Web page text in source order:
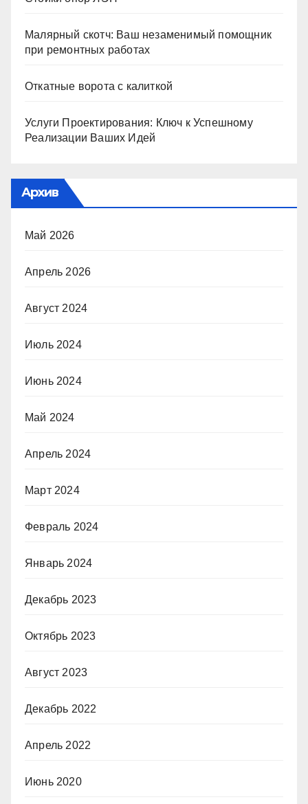
Малярный скотч: Ваш незаменимый помощник
при ремонтных работах
Откатные ворота с калиткой
Услуги Проектирования: Ключ к Успешному
Реализации Ваших Идей
Архив
Май 2026
Апрель 2026
Август 2024
Июль 2024
Июнь 2024
Май 2024
Апрель 2024
Март 2024
Февраль 2024
Январь 2024
Декабрь 2023
Октябрь 2023
Август 2023
Декабрь 2022
Апрель 2022
Июнь 2020